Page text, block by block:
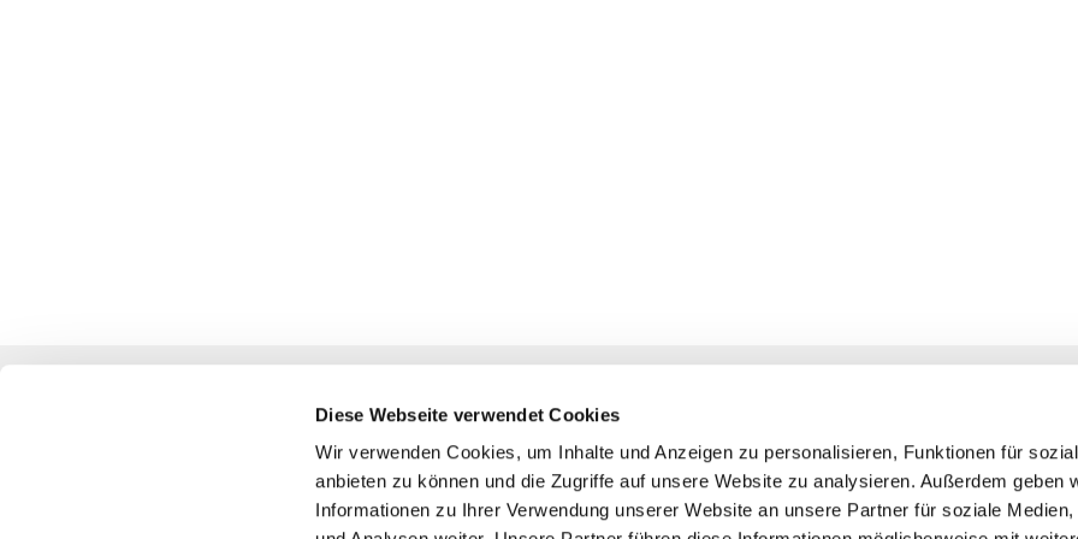
Diese Webseite verwendet Cookies
Wir verwenden Cookies, um Inhalte und Anzeigen zu personalisieren, Funktionen für
anbieten zu können und die Zugriffe auf unsere Website zu analysieren. Außerdem geben
Informationen zu Ihrer Verwendung unserer Website an unsere Partner für soziale Medien,
Katholische Kirchengemeinde
Pfarrei St. Benedikt Teltow-Fläming
Veranstaltungen
Pfarrbüro
Prävention